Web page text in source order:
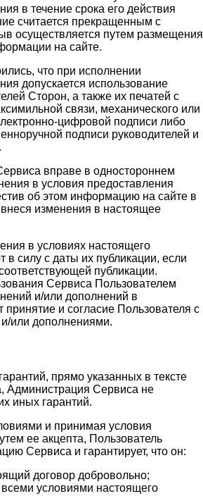
в течение срока его действия
считается прекращенным с
осуществляется путем размещения
на сайте.
что при исполнении
допускается использование
Сторон, а также их печатей с
связи, механического или
цифровой подписи либо
подписи руководителей и
вправе в одностороннем
в условия предоставления
об этом информацию на сайте в
изменения в настоящее
в условиях настоящего
в силу с даты их публикации, если
публикации.
Сервиса Пользователем
и/или дополнений в
и согласие Пользователя с
или дополнениями.
прямо указанных в тексте
Администрация Сервиса не
иных гарантий.
и принимая условия
ее акцепта, Пользователь
Сервиса и гарантирует, что он:
договор добровольно;
условиями настоящего